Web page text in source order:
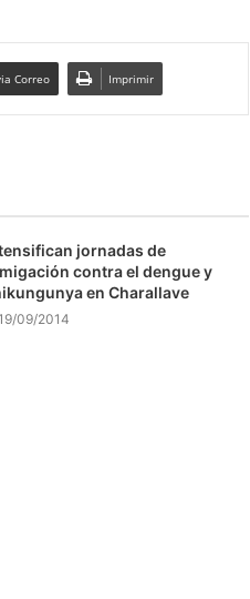
Correo Imprimir
jornadas de
contra el dengue y
en Charallave
09/2014